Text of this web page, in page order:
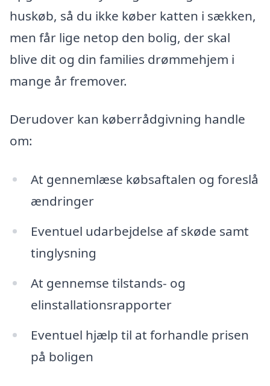
huskøb, så du ikke køber katten i sækken,
men får lige netop den bolig, der skal
blive dit og din families drømmehjem i
mange år fremover.
Derudover kan køberrådgivning handle
om:
At gennemlæse købsaftalen og foreslå
ændringer
Eventuel udarbejdelse af skøde samt
tinglysning
At gennemse tilstands- og
elinstallationsrapporter
Eventuel hjælp til at forhandle prisen
på boligen